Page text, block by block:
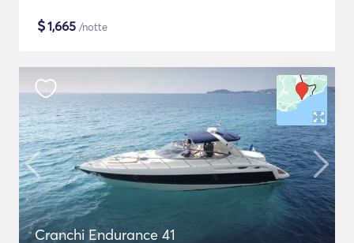
$1,665 /notte
Cranchi Endurance 41